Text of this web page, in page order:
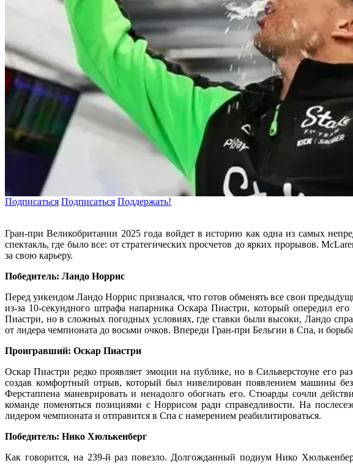
Подписаться Подписаться Поддержать!
Гран-при Великобритании 2025 года войдет в историю как одна из самых
спектакль, где было все: от стратегических просчетов до ярких прорывов.
за свою карьеру.
Победитель: Ландо Норрис
Перед уикендом Ландо Норрис признался, что готов обменять все свои
из-за 10-секундного штрафа напарника Оскара Пиастри, который опередил
Пиастри, но в сложных погодных условиях, где ставки были высоки, Ландо
от лидера чемпионата до восьми очков. Впереди Гран-при Бельгии в Спа, и борьба
Проигравший: Оскар Пиастри
Оскар Пиастри редко проявляет эмоции на публике, но в Сильверстоуне его
создав комфортный отрыв, который был нивелирован появлением машины
Ферстаппена маневрировать и ненадолго обогнать его. Стюарды сочли
команде поменяться позициями с Норрисом ради справедливости. На
лидером чемпионата и отправится в Спа с намерением реабилитироваться.
Победитель: Нико Хюлькенберг
Как говорится, на 239-й раз повезло. Долгожданный подиум Нико